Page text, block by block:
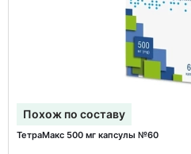
Похож по составу
ТетраМакс 500 мг капсулы №60